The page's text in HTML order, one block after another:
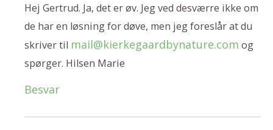
Hej Gertrud. Ja, det er øv. Jeg ved desværre ikke om
de har en løsning for døve, men jeg foreslår at du
skriver til mail@kierkegaardbynature.com og
spørger. Hilsen Marie
Besvar